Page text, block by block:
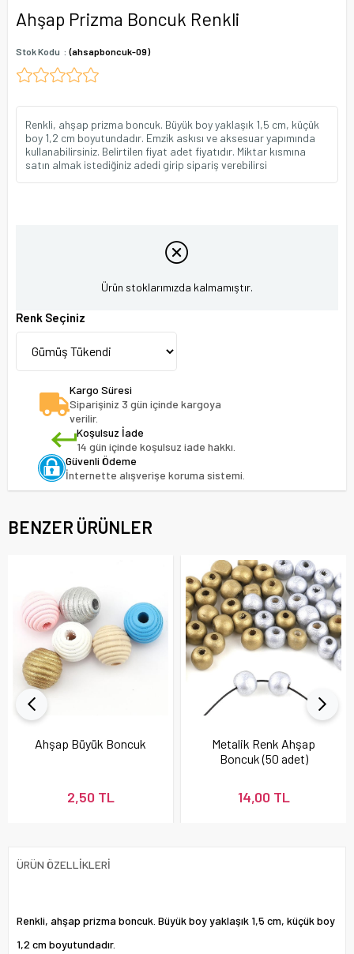
Ahşap Prizma Boncuk Renkli
Stok Kodu (ahsapboncuk-09)
Renkli, ahşap prizma boncuk. Büyük boy yaklaşık 1,5 cm, küçük
boy 1,2 cm boyutundadır. Emzik askısı ve aksesuar yapımında
kullanabilirsiniz. Belirtilen fiyat adet fiyatıdır. Miktar kısmına
satın almak istediğiniz adedi girip sipariş verebilirsi
Ürün stoklarımızda kalmamıştır.
Renk Seçiniz
Kargo Süresi
Siparişiniz 3 gün içinde kargoya
verilir.
Koşulsuz İade
14 gün içinde koşulsuz iade hakkı.
Güvenli Ödeme
İnternette alışverişe koruma sistemi.
BENZER ÜRÜNLER
Ahşap Büyük Boncuk
2,50 TL
Metalik Renk Ahşap
Boncuk (50 adet)
14,00 TL
ÜRÜN ÖZELLIKLERI
Renkli, ahşap prizma boncuk. Büyük boy yaklaşık 1,5 cm, küçük boy
1,2 cm boyutundadır.